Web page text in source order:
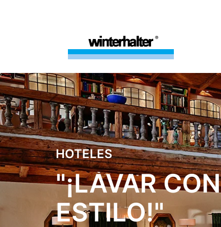
HOTELES
"¡LAVAR CON
ESTILO!"